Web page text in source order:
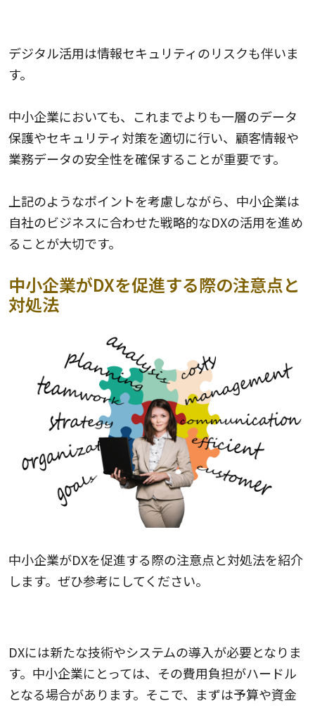
デジタル活用は情報セキュリティのリスクも伴いま
す。
中小企業においても、これまでよりも一層のデータ
保護やセキュリティ対策を適切に行い、顧客情報や
業務データの安全性を確保することが重要です。
上記のようなポイントを考慮しながら、中小企業は
自社のビジネスに合わせた戦略的なDXの活用を進め
ることが大切です。
中小企業がDXを促進する際の注意点と
対処法
中小企業がDXを促進する際の注意点と対処法を紹介
します。ぜひ参考にしてください。
DXには新たな技術やシステムの導入が必要となりま
す。中小企業にとっては、その費用負担がハードル
となる場合があります。そこで、まずは予算や資金